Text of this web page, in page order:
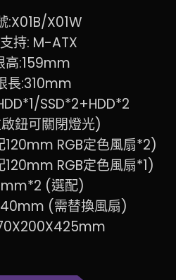
:X01B/X01W
持: M-ATX
高:159mm
長:310mm
SSD*2+HDD*2
鈕可關閉燈光)
RGB定色風扇*2)
RGB定色風扇*1)
(選配)
(需替換風扇)